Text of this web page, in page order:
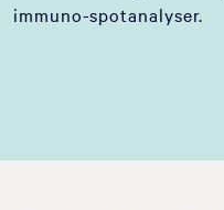
immuno-spotanalyser.